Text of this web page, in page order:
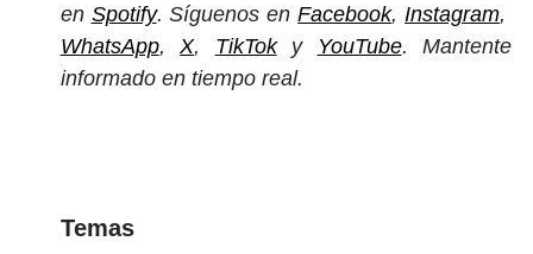
en Spotify. Síguenos enFacebook, Instagram,
WhatsApp,X, TikToky YouTube. Mantente
informado en tiempo real.
Temas